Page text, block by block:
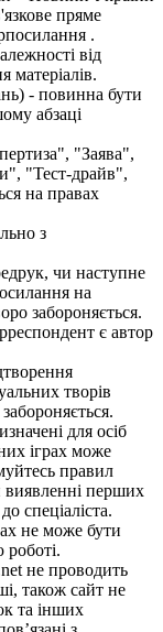
пряме
.
від
матеріалів.
- повинна бути
абзаці
"Заява",
"Тест-драйв",
на правах
з
чи наступне
на
забороняється.
є автор
творів
для осіб
іграх може
правил
виявленні перших
спеціаліста.
не може бути
роботі.
не проводить
також сайт не
та інших